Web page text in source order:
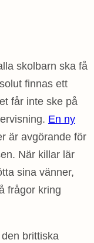
skolbarn ska få
finnas ett
får inte ske på
En ny
är avgörande för
När killar lär
sina vänner,
frågor kring
brittiska